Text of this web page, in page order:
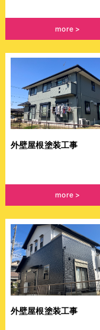
more
外壁屋根塗装工事
more
外壁屋根塗装工事